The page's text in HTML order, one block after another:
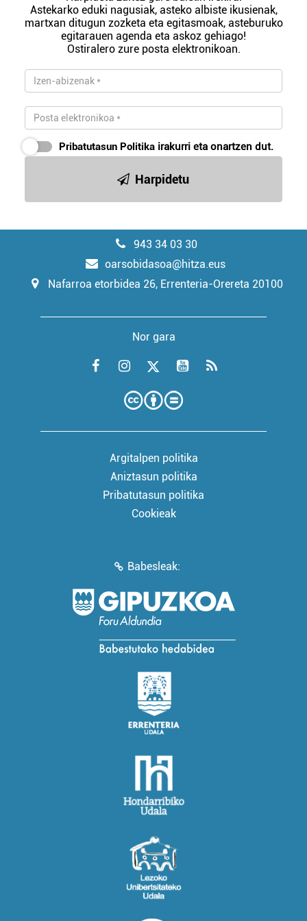
Astekarko eduki nagusiak, asteko albiste ikusienak,
martxan ditugun zozketa eta egitasmoak, asteburuko
egitarauen agenda eta askoz gehiago!
Ostiralero zure posta elektronikoan.
Pribatutasun Politika irakurri eta onartzen dut.
Harpidetu
943 34 03 30
oarsobidasoa@hitza.eus
Nafarroa etorbidea 26, Errenteria-Orereta 20100
Nor gara
Argitalpen politika
Aniztasun politika
Pribatutasun politika
Cookieak
Babesleak: